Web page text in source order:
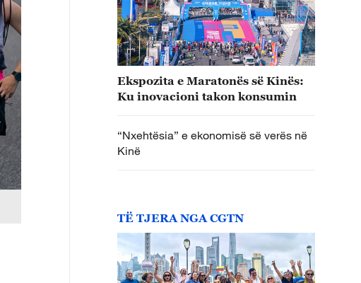
Ekspozita e Maratonës së Kinës:
Ku inovacioni takon konsumin
“Nxehtësia” e ekonomisë së verës në
Kinë
TË TJERA NGA CGTN